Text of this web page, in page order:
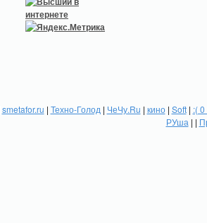
smetafor.ru | Техно-Голод | ЧеЧу.Ru | кино| Soft| :(
РУша | |